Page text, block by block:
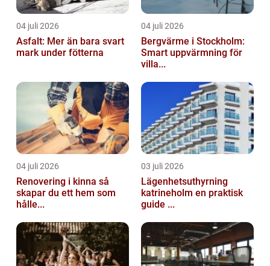
04 juli 2026
Asfalt: Mer än bara svart
mark under fötterna
04 juli 2026
Bergvärme i Stockholm:
Smart uppvärmning för
villa...
04 juli 2026
Renovering i kinna så
skapar du ett hem som
hålle...
03 juli 2026
Lägenhetsuthyrning
katrineholm en praktisk
guide ...